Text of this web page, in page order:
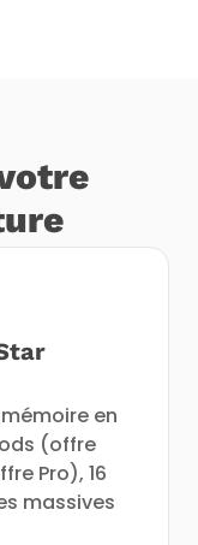
en
(offre
Pro), 16
massives